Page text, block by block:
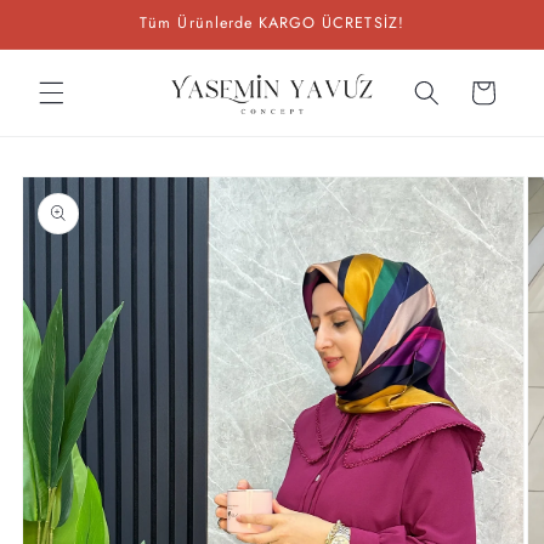
Tüm Ürünlerde KARGO ÜCRETSİZ!
Sepet
Ürün
bilgisine
atla